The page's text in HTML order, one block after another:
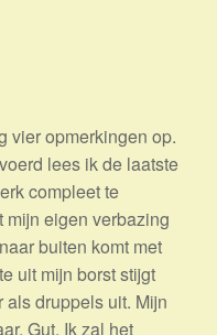
vier opmerkingen op.
lees ik de laatste
compleet te
mijn eigen verbazing
buiten komt met
uit mijn borst stijgt
als druppels uit. Mijn
Gut. Ik zal het